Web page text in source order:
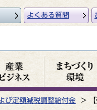
よくある質問
び定額減税調整給付金